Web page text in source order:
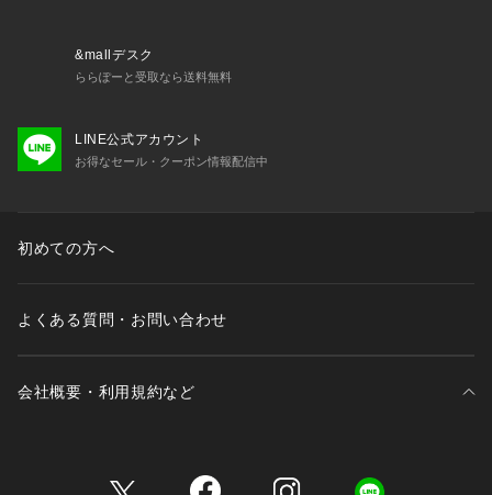
保管は高温多湿を避けてください。
&mallデスク
ららぽーと受取なら送料無料
LINE公式アカウント
お得なセール・クーポン情報配信中
初めての方へ
よくある質問・お問い合わせ
会社概要・利用規約など